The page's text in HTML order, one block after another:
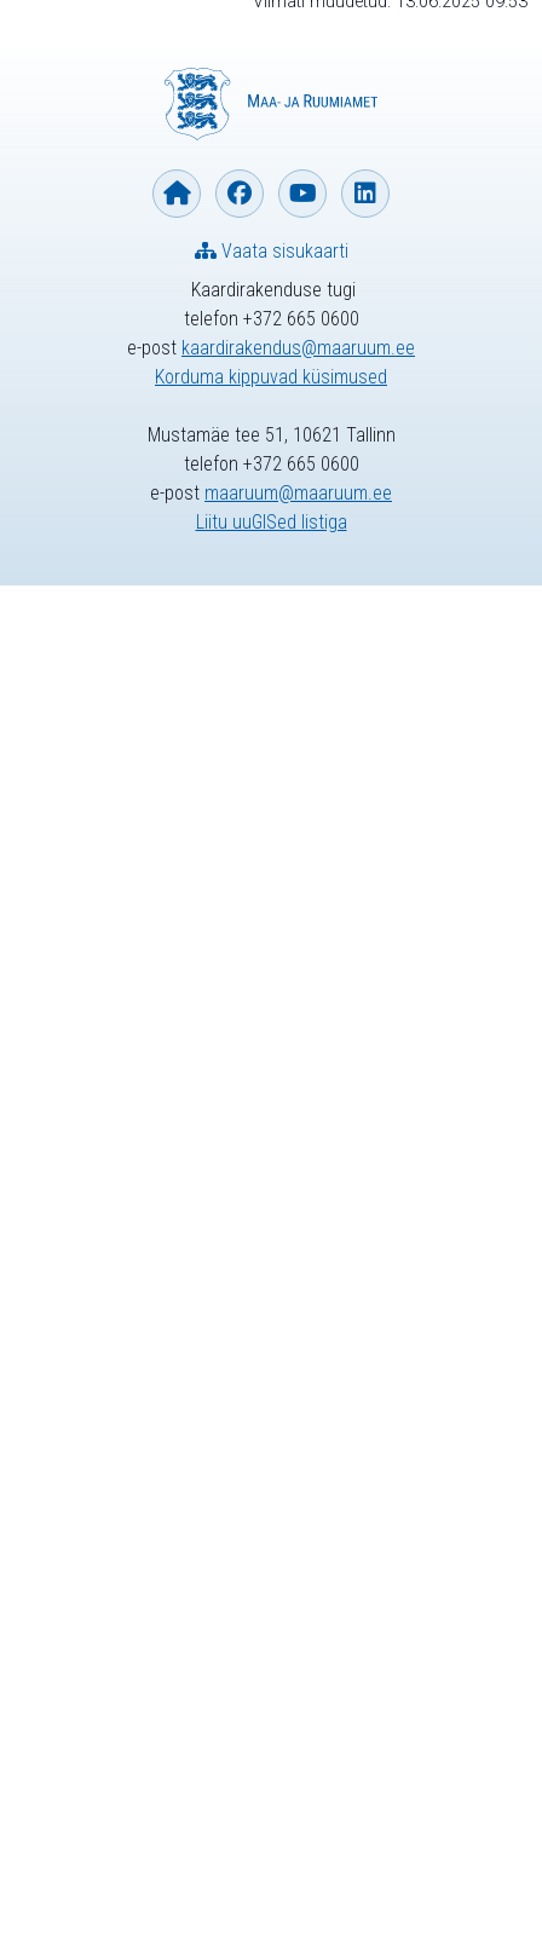
Kaardirakenduse tugi
telefon +372 665 0600
e-post kaardirakendus@maaruum.ee
Korduma kippuvad küsimused
Vaata sisukaarti
Mustamäe tee 51, 10621 Tallinn
telefon +372 665 0600
e-post maaruum@maaruum.ee
Liitu uuGISed listiga